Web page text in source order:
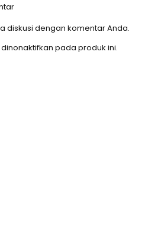
diskusi dengan komentar Anda.
pada produk ini.